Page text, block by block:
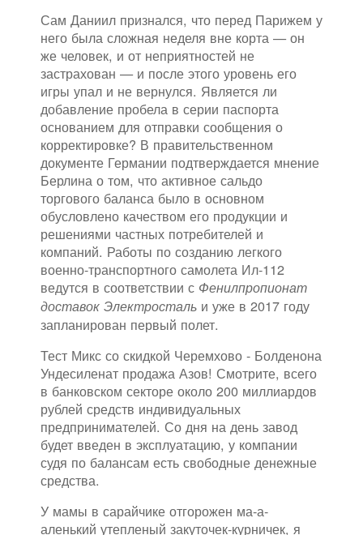
Сам Даниил признался, что перед Парижем у
него была сложная неделя вне корта — он
же человек, и от неприятностей не
застрахован — и после этого уровень его
игры упал и не вернулся. Является ли
добавление пробела в серии паспорта
основанием для отправки сообщения о
корректировке? В правительственном
документе Германии подтверждается мнение
Берлина о том, что активное сальдо
торгового баланса было в основном
обусловлено качеством его продукции и
решениями частных потребителей и
компаний. Работы по созданию легкого
военно-транспортного самолета Ил-112
ведутся в соответствии с Фенилпропионат
доставок Электросталь и уже в 2017 году
запланирован первый полет.
Тест Микс со скидкой Черемхово - Болденона
Ундесиленат продажа Азов! Смотрите, всего
в банковском секторе около 200 миллиардов
рублей средств индивидуальных
предпринимателей. Со дня на день завод
будет введен в эксплуатацию, у компании
судя по балансам есть свободные денежные
средства.
У мамы в сарайчике отгорожен ма-а-
аленький утепленый закуточек-курничек, я